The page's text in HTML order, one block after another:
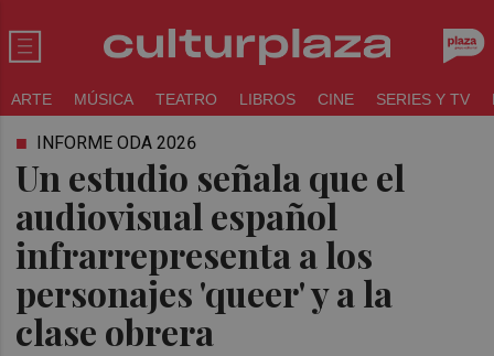
ARTE MÚSICA TEATRO LIBROS CINE SERIES Y TV
Un estudio señala que el
audiovisual español
infrarrepresenta a los
personajes 'queer' y a la
clase obrera
INFORME ODA 2026